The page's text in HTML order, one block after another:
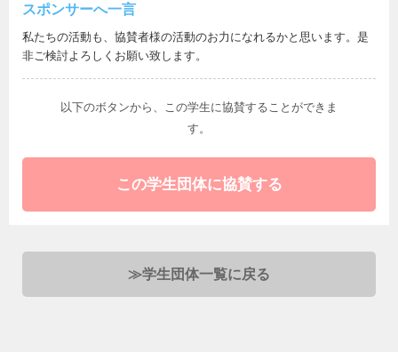
スポンサーへ一言
私たちの活動も、協賛者様の活動のお力になれるかと思います。是
非ご検討よろしくお願い致します。
以下のボタンから、この学生に協賛することができま
す。
この学生団体に協賛する
≫学生団体一覧に戻る